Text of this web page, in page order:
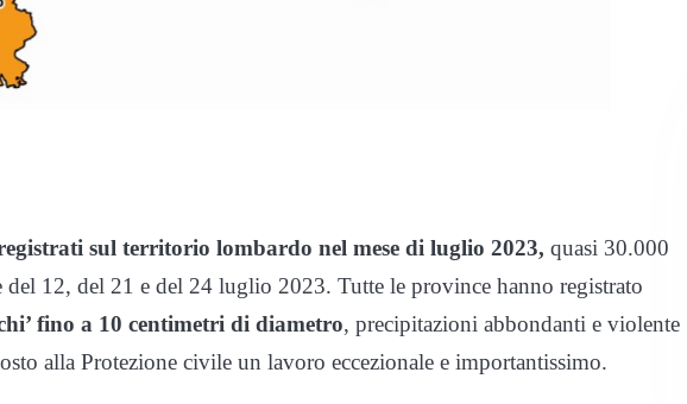
sul territorio lombardo nel mese di luglio 2023, quasi 30.000
12, del 21 e del 24 luglio 2023. Tutte le province hanno registrato
fino a 10 centimetri di diametro, precipitazioni abbondanti e violente
alla Protezione civile un lavoro eccezionale e importantissimo.